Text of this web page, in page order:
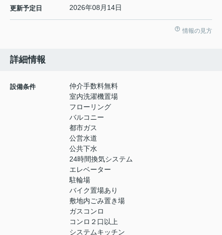
更新予定日 2026年08月14日
情報の見方
詳細情報
設備条件
仲介手数料無料
室内洗濯機置場
フローリング
バルコニー
都市ガス
公営水道
公共下水
24時間換気システム
エレベーター
駐輪場
バイク置場あり
敷地内ごみ置き場
ガスコンロ
コンロ２口以上
システムキッチン